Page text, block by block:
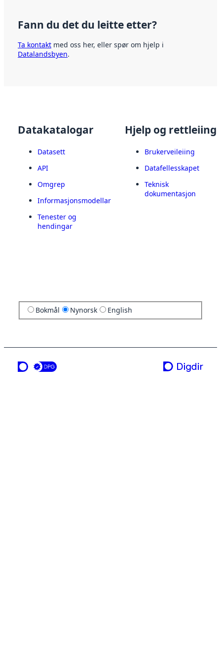
Fann du det du leitte etter?
Ta kontakt med oss her, eller spør om hjelp i
Datalandsbyen.
Datakatalogar
Datasett
API
Omgrep
Informasjonsmodellar
Tenester og
hendingar
Hjelp og rettleiing
Brukerveileiing
Datafellesskapet
Teknisk
dokumentasjon
Bokmål Nynorsk English